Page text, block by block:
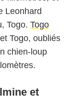
Leonhard
Togo. Togo
Togo, oubliés
chien-loup
et